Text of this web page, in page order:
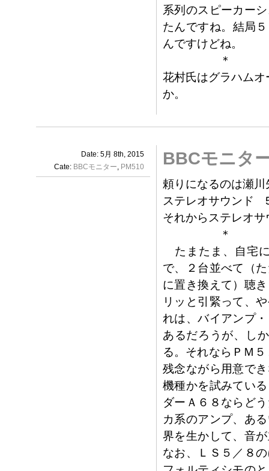
系列のスピーカー
たんですね。結局
んですけどね。
＊
花村氏はグラハム
か。
Date: 5月 8th, 2015
Cate: BBCモニター, PM510 BBCモニタ
頼りになるのは瀬
ステレオサウンド
それからステレオ
＊
たまたま、自宅
で、２台並べて（
に置き換えて）聴
リッと引緊って、
れは、バイアンプ
あるだろうが、し
る。それならＰＭ
残念ながら用意で
機種かを試みてい
ダーＡ６８ならど
カ系のアンプ、あ
界を生かして、音
なお、ＬＳ５／８